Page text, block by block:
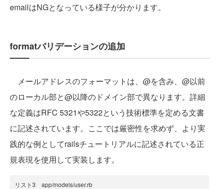
emailはNGとなっている様子が分かります。
formatバリデーションの追加
メールアドレスのフォーマットは、@を含み、@以前
のローカル部と@以降のドメイン部で異なります。詳細
な定義はRFC 5321や5322という技術標準を定める文書
に記述されています。ここでは厳密性を求めず、より実
践的な例としてrailsチュートリアルに記述されている正
規表現を使用して実装します。
リスト3 app/models/user.rb